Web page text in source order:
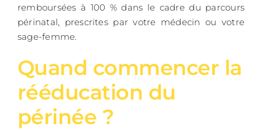
remboursées à 100 % dans le cadre du parcours
périnatal, prescrites par votre médecin ou votre
sage-femme.
Quand commencer la
rééducation du
périnée ?